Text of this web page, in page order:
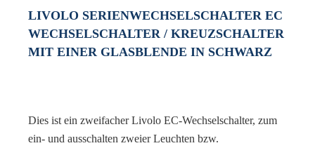
LIVOLO SERIENWECHSELSCHALTER EC
WECHSELSCHALTER / KREUZSCHALTER
MIT EINER GLASBLENDE IN SCHWARZ
Dies ist ein zweifacher Livolo EC-Wechselschalter, zum
ein- und ausschalten zweier Leuchten bzw.